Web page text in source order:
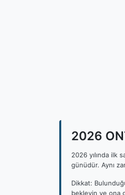
2026
2026 yılında ilk
günüdür. Aynı
Dikkat:
bekleyin ve ona